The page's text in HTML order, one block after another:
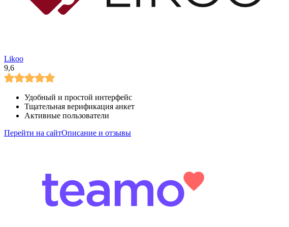
Likoo
9,6
Удобный и простой интерфейс
Тщательная верификация анкет
Активные пользователи
Перейти на сайтОписание и отзывы